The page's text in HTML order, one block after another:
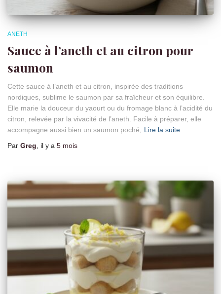
ANETH
Sauce à l’aneth et au citron pour
saumon
Cette sauce à l’aneth et au citron, inspirée des traditions
nordiques, sublime le saumon par sa fraîcheur et son équilibre.
Elle marie la douceur du yaourt ou du fromage blanc à l’acidité du
citron, relevée par la vivacité de l’aneth. Facile à préparer, elle
accompagne aussi bien un saumon poché, Lire la suite
Par Greg, il y a 5 mois